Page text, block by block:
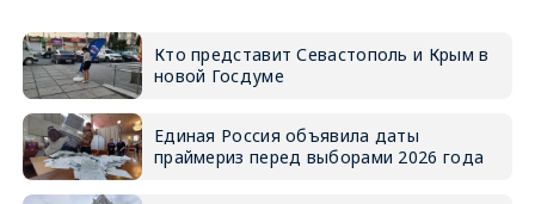
Кто представит Севастополь и Крым в
новой Госдуме
Единая Россия объявила даты
праймериз перед выборами 2026 года